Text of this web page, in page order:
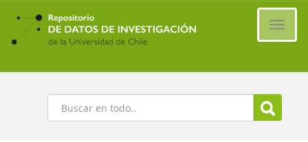
Ir
contenido
principal
Buscar